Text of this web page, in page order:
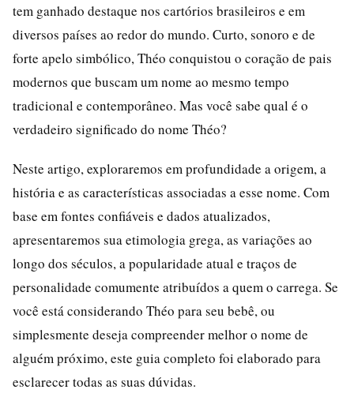
tem ganhado destaque nos cartórios brasileiros e em
diversos países ao redor do mundo. Curto, sonoro e de
forte apelo simbólico, Théo conquistou o coração de pais
modernos que buscam um nome ao mesmo tempo
tradicional e contemporâneo. Mas você sabe qual é o
verdadeiro significado do nome Théo?
Neste artigo, exploraremos em profundidade a origem, a
história e as características associadas a esse nome. Com
base em fontes confiáveis e dados atualizados,
apresentaremos sua etimologia grega, as variações ao
longo dos séculos, a popularidade atual e traços de
personalidade comumente atribuídos a quem o carrega. Se
você está considerando Théo para seu bebê, ou
simplesmente deseja compreender melhor o nome de
alguém próximo, este guia completo foi elaborado para
esclarecer todas as suas dúvidas.